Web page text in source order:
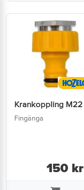
Krankoppling M22
Fingänga
150 kr